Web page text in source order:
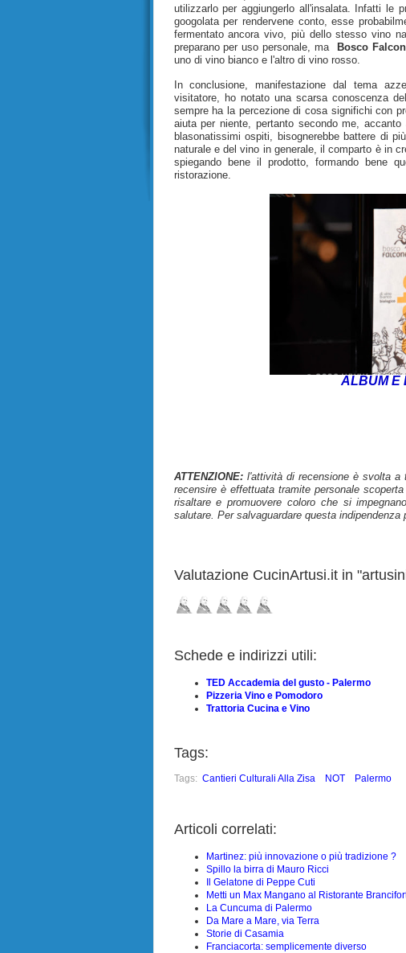
utilizzarlo per aggiungerlo all'insalata. Infatti le
googolata per rendervene conto, esse
fermentato ancora vivo, più dello stesso vino
preparano per uso personale, ma
Bosco
uno di vino bianco e l'altro di vino rosso.
In conclusione, manifestazione dal tema
visitatore, ho notato una scarsa conoscenza
sempre ha la percezione di cosa significhi con
aiuta per niente, pertanto secondo me,
blasonatissimi ospiti, bisognerebbe battere di
naturale e del vino in generale, il comparto è in
spiegando bene il prodotto, formando bene
ristorazione.
ALBUM E
ATTENZIONE:l'attività di recensione è svolta a
recensire è effettuata tramite personale
risaltare e promuovere coloro che si
salutare. Per salvaguardare questa indipendenza
Valutazione CucinArtusi.it in
Schede e indirizzi utili:
TED Accademia del gusto - Palermo
Pizzeria Vino e Pomodoro
Trattoria Cucina e Vino
Tags:
Tags: Cantieri Culturali Alla Zisa NOT Palermo
Articoli correlati:
Martinez: più innovazione o più tradizione ?
Spillo la birra di Mauro Ricci
Il Gelatone di Peppe Cuti
Metti un Max Mangano al Ristorante
La Cuncuma di Palermo
Da Mare a Mare, via Terra
Storie di Casamia
Franciacorta: semplicemente diverso